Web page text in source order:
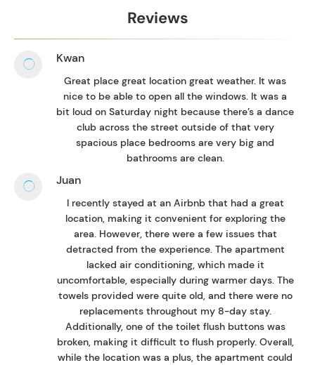
Reviews
Kwan
Great place great location great weather. It was
nice to be able to open all the windows. It was a
bit loud on Saturday night because there’s a dance
club across the street outside of that very
spacious place bedrooms are very big and
bathrooms are clean.
Juan
I recently stayed at an Airbnb that had a great
location, making it convenient for exploring the
area. However, there were a few issues that
detracted from the experience. The apartment
lacked air conditioning, which made it
uncomfortable, especially during warmer days. The
towels provided were quite old, and there were no
replacements throughout my 8-day stay.
Additionally, one of the toilet flush buttons was
broken, making it difficult to flush properly. Overall,
while the location was a plus, the apartment could